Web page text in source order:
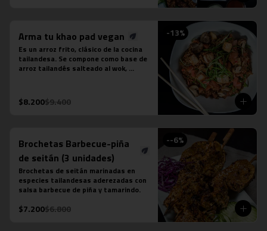
-13%
Arma tu khao pad vegan
Es un arroz frito, clásico de la cocina
tailandesa. Se compone como base de
arroz tailandés salteado al wok,
contiene salsa de ostra ni salsa de
pescado.
$8.200$9.400
--6%
Brochetas Barbecue-piña
de seitán (3 unidades)
Brochetas de seitán marinadas en
especies tailandesas aderezadas con
salsa barbecue de piña y tamarindo.
$7.200$6.800